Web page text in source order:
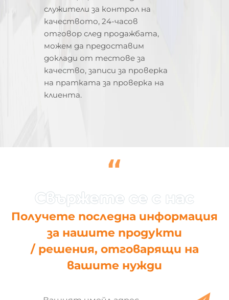
служители за контрол на
качеството, 24-часов
отговор след продажбата,
можем да предоставим
доклади от тестове за
качество, записи за проверка
на пратката за проверка на
клиента.
“
Получете последна информация
за нашите продукти
/ решения, отговарящи на
вашите нужди